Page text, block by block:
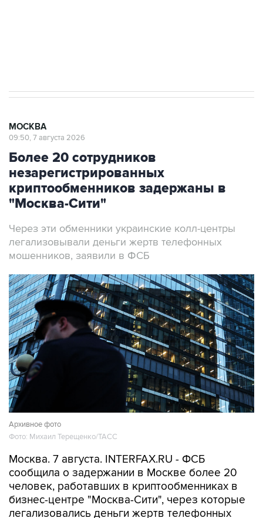
МОСКВА
09:50, 7 августа 2026
Более 20 сотрудников
незарегистрированных
криптообменников задержаны в
"Москва-Сити"
Через эти обменники украинские колл-центры
легализовывали деньги жертв телефонных
мошенников, заявили в ФСБ
Архивное фото
Фото: Михаил Терещенко/ТАСС
Москва. 7 августа. INTERFAX.RU - ФСБ
сообщила о задержании в Москве более 20
человек, работавших в криптообменниках в
бизнес-центре "Москва-Сити", через которые
легализовались деньги жертв телефонных